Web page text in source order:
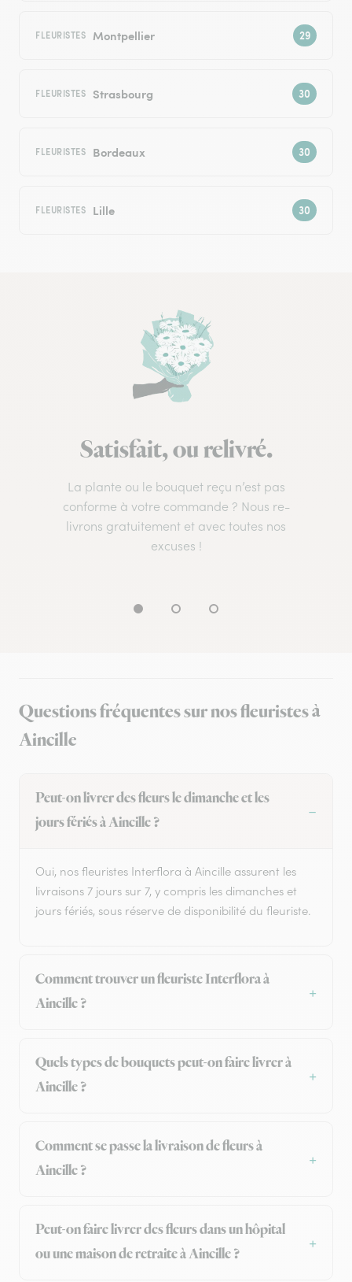
FLEURISTES Montpellier
FLEURISTES Strasbourg
FLEURISTES Bordeaux
FLEURISTES Lille
Satisfait, ou relivré.
La plante ou le bouquet reçu n’est pas
conforme à votre commande ? Nous re-
livrons gratuitement et avec toutes nos
excuses !
Questions fréquentes sur nos fleuristes à
Aincille
Peut-on livrer des fleurs le dimanche et les
jours fériés à Aincille ?
Oui, nos fleuristes Interflora à Aincille assurent les
livraisons 7 jours sur 7, y compris les dimanches et
jours fériés, sous réserve de disponibilité du fleuriste.
Comment trouver un fleuriste Interflora à
Aincille ?
Quels types de bouquets peut-on faire livrer à
Aincille ?
Comment se passe la livraison de fleurs à
Aincille ?
Peut-on faire livrer des fleurs dans un hôpital
ou une maison de retraite à Aincille ?